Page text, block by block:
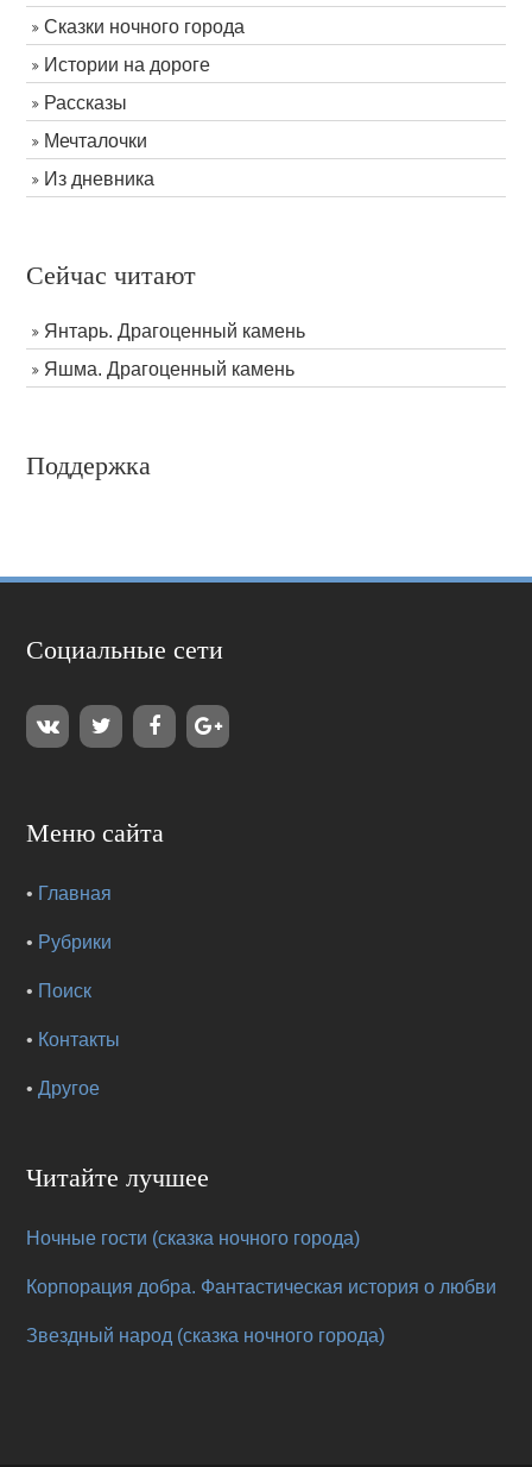
Сказки ночного города
Истории на дороге
Рассказы
Мечталочки
Из дневника
Сейчас читают
Янтарь. Драгоценный камень
Яшма. Драгоценный камень
Поддержка
Социальные сети
Меню сайта
• Главная
• Рубрики
• Поиск
• Контакты
•Другое
Читайте лучшее
Ночные гости (сказка ночного города)
Корпорация добра. Фантастическая история о любви
Звездный народ (сказка ночного города)